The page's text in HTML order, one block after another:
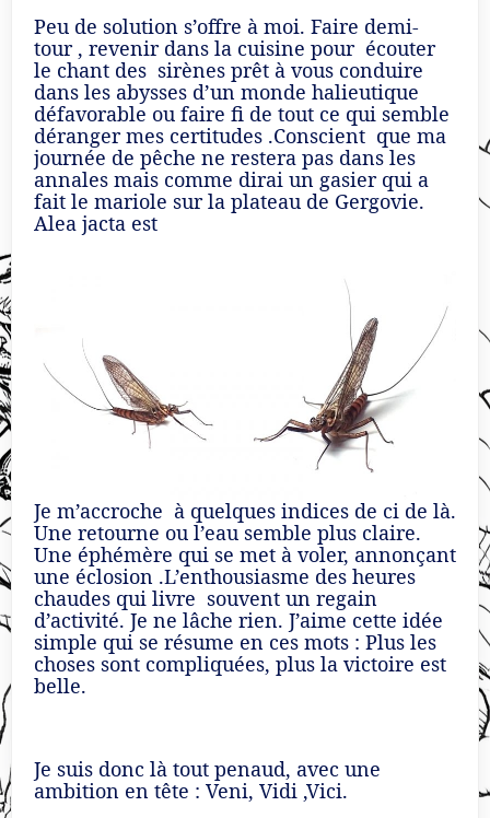
Peu de solution s’offre à moi. Faire demi-
tour , revenir dans la cuisine pour écouter
le chant des sirènes prêt à vous conduire
dans les abysses d’un monde halieutique
défavorable ou faire fi de tout ce qui semble
déranger mes certitudes .Conscient que ma
journée de pêche ne restera pas dans les
annales mais comme dirai un gasier qui a
fait le mariole sur la plateau de Gergovie.
Alea jacta est
Je m’accroche à quelques indices de ci de là.
Une retourne ou l’eau semble plus claire.
Une éphémère qui se met à voler, annonçant
une éclosion .L’enthousiasme des heures
chaudes qui livre souvent un regain
d’activité. Je ne lâche rien. J’aime cette idée
simple qui se résume en ces mots : Plus les
choses sont compliquées, plus la victoire est
belle.
Je suis donc là tout penaud, avec une
ambition en tête : Veni, Vidi ,Vici.